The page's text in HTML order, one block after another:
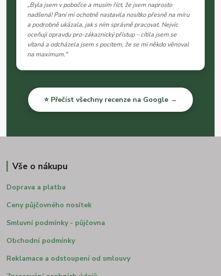
„Byla jsem v pobočce a musím říct, že jsem naprosto
nadšená! Paní mi ochotně nastavila nosítko přesně na míru
a podrobně ukázala, jak s ním správně pracovat. Nejvíc
oceňuji opravdu pro-zákaznický přístup – cítila jsem se
vítaná a odcházela jsem s pocitem, že se mi někdo věnoval
na maximum."
⭐ Přečíst všechny recenze na Google →
Vše o nákupu
Doprava a platba
Ceny půjčovného nosítek
Smluvní podmínky - půjčovna
Obchodní podmínky
Reklamace a odstoupení od smlouvy